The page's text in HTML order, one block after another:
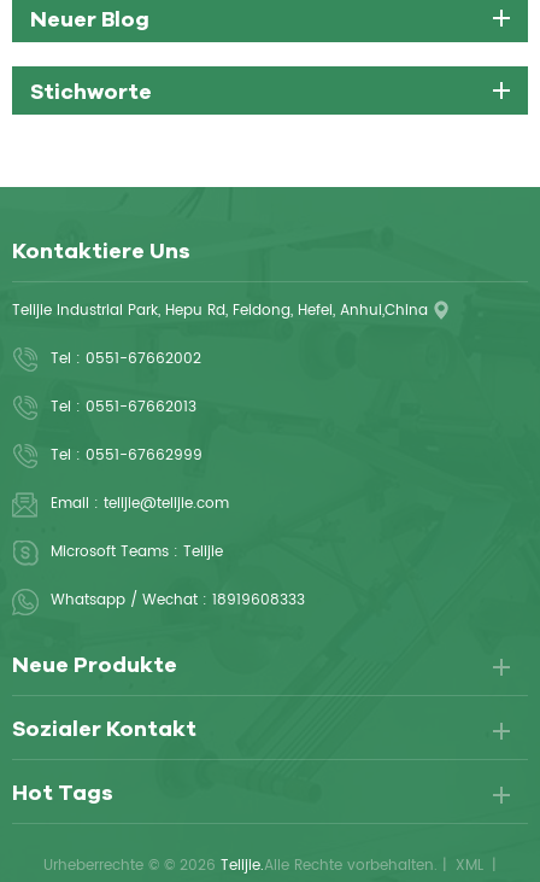
Neuer Blog
Stichworte
Kontaktiere Uns
Telijie Industrial Park, Hepu Rd, Feidong, Hefei, Anhui,China
Tel : 0551-67662002
Tel : 0551-67662013
Tel : 0551-67662999
Email : telijie@telijie.com
Microsoft Teams : Telijie
Whatsapp / Wechat : 18919608333
Neue Produkte
Sozialer Kontakt
Hot Tags
Urheberrechte © © 2026 Telijie.Alle Rechte vorbehalten. | XML |